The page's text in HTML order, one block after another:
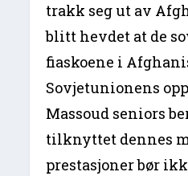
trakk seg ut av
blitt hevdet at de
fiaskoene i
Sovjetunionens
Massoud seniors
tilknyttet dennes
prestasjoner bør